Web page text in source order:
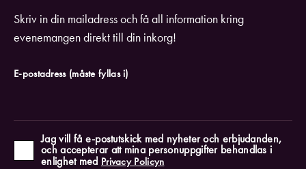
Skriv in din mailadress och få all information kring
evenemangen direkt till din inkorg!
E-postadress (måste fyllas i)
Jag vill få e-postutskick med nyheter och erbjudanden,
och accepterar att mina personuppgifter behandlas i
enlighet med Privacy Policyn